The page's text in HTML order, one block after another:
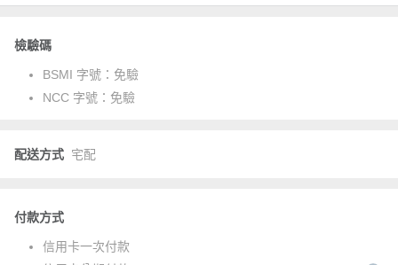
檢驗碼
BSMI 字號： 免驗
NCC 字號： 免驗
配送方式 宅配
付款方式
信用卡一次付款